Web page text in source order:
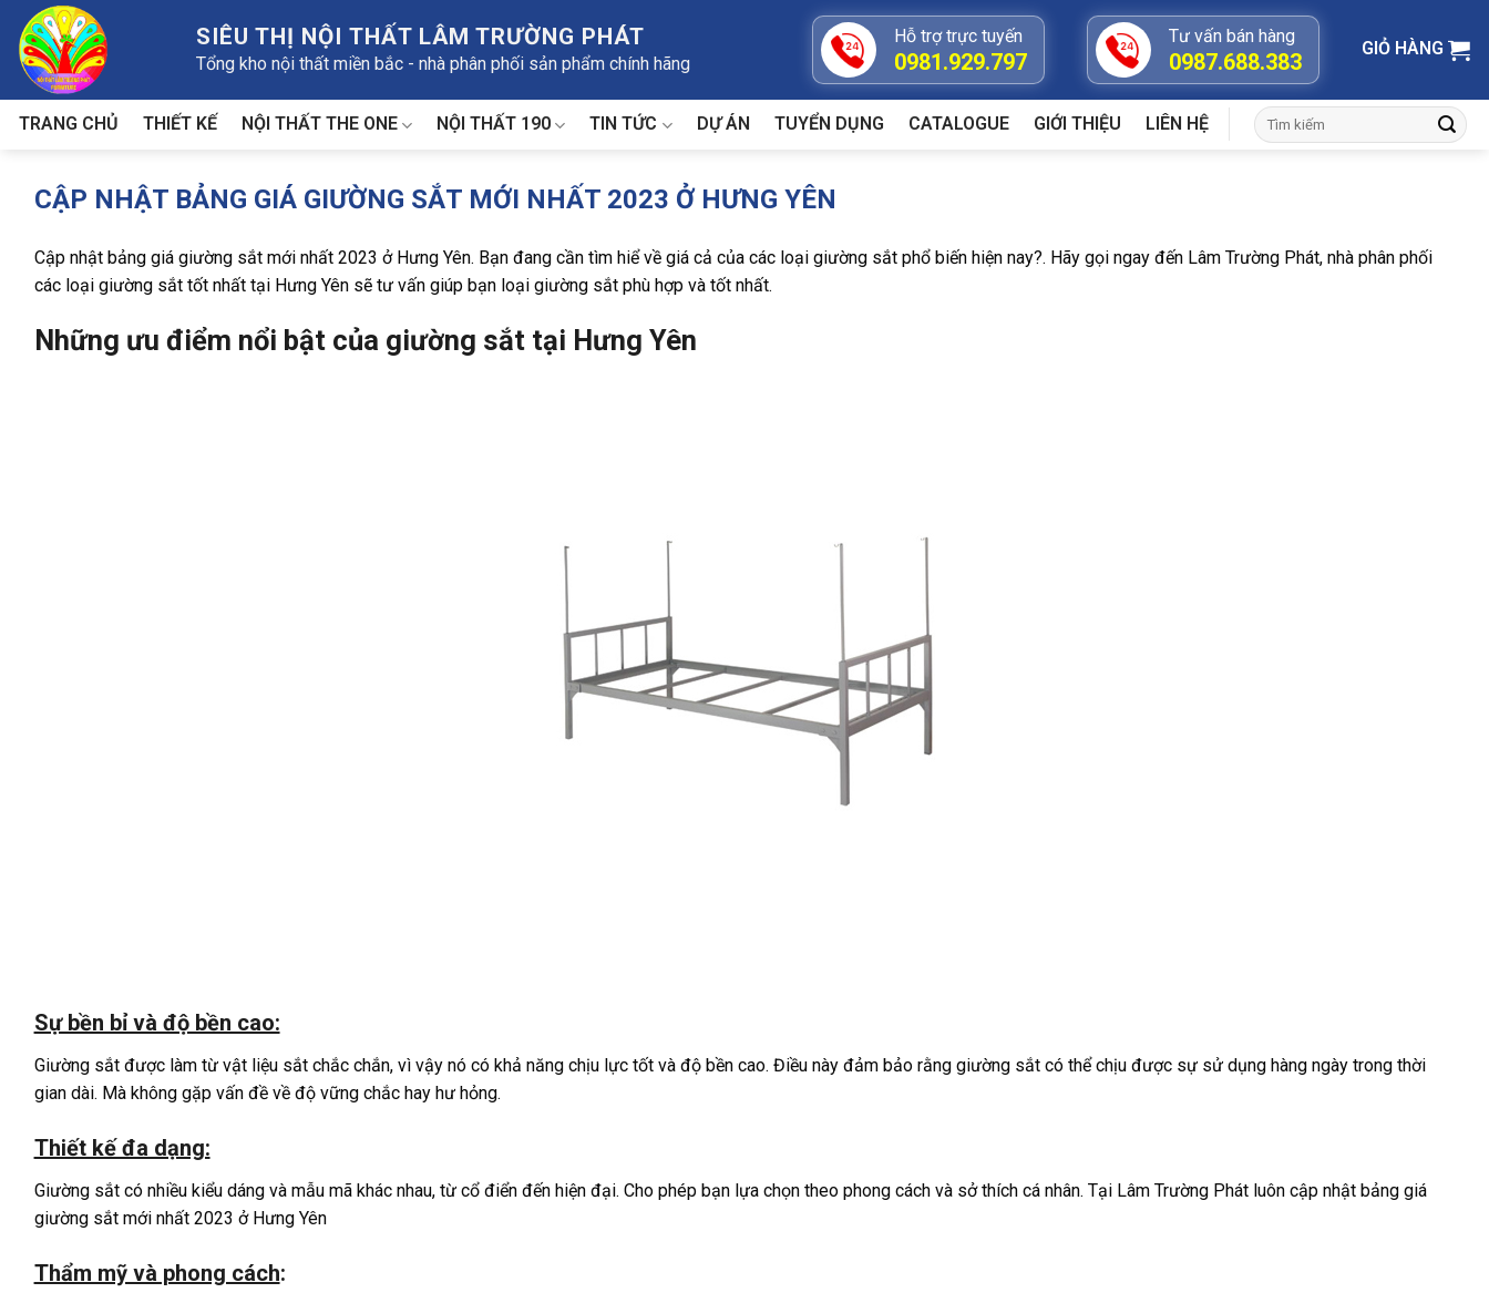
Skip
content
SIÊU THỊ NỘI THẤT LÂM TRƯỜNG PHÁT
Tổng kho nội thất miền bắc - nhà phân phối sản phẩm chính hãng
Hỗ trợ trực tuyến
0981.929.797
Tư vấn bán hàng
0987.688.383
GIỎ HÀNG
TRANG CHỦ THIẾT KẾ NỘI THẤT THE ONE NỘI THẤT 190 TIN TỨC DỰ ÁN TUYỂN DỤNG CATALOGUE GIỚI THIỆU LIÊN HỆ
Tìm
kiếm:
CẬP NHẬT BẢNG GIÁ GIƯỜNG SẮT MỚI NHẤT 2023 Ở HƯNG YÊN
Cập nhật bảng giá giường sắt mới nhất 2023 ở Hưng Yên. Bạn đang cần tìm hiể về giá cả của các loại giường sắt phổ biến hiện nay?. Hãy gọi ngay đến Lâm Trường Phát, nhà phân phối
các loại giường sắt tốt nhất tại Hưng Yên sẽ tư vấn giúp bạn loại giường sắt phù hợp và tốt nhất.
Những ưu điểm nổi bật của giường sắt tại Hưng Yên
Sự bền bỉ và độ bền cao:
Giường sắt được làm từ vật liệu sắt chắc chắn, vì vậy nó có khả năng chịu lực tốt và độ bền cao. Điều này đảm bảo rằng giường sắt có thể chịu được sự sử dụng hàng ngày trong thời
gian dài. Mà không gặp vấn đề về độ vững chắc hay hư hỏng.
Thiết kế đa dạng:
Giường sắt có nhiều kiểu dáng và mẫu mã khác nhau, từ cổ điển đến hiện đại. Cho phép bạn lựa chọn theo phong cách và sở thích cá nhân. Tại Lâm Trường Phát luôn cập nhật bảng giá
giường sắt mới nhất 2023 ở Hưng Yên
Thẩm mỹ và phong cách: